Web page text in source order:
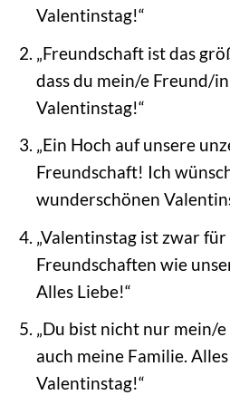
Valentinstag!“
„Freundschaft ist das
dass du mein/e Freund/
Valentinstag!“
„Ein Hoch auf unsere
Freundschaft! Ich
wunderschönen
„Valentinstag ist zwar
Freundschaften wie
Alles Liebe!“
„Du bist nicht nur mein/
auch meine Familie.
Valentinstag!“